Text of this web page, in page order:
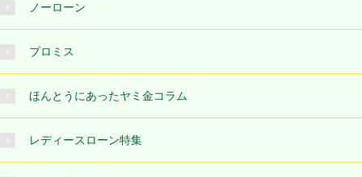
ノーローン
プロミス
ほんとうにあったヤミ金コラム
レディースローン特集